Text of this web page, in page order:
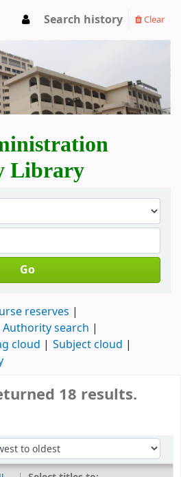
Academy Library
Search history Clear
Library
Go
reserves
Authority search
cloud
Subject cloud
18 results.